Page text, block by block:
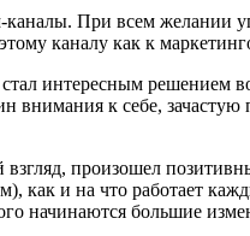
При всем желании
каналу как к
интересным решением
к себе, зачастую
произошел
как и на что работает
начинаются большие